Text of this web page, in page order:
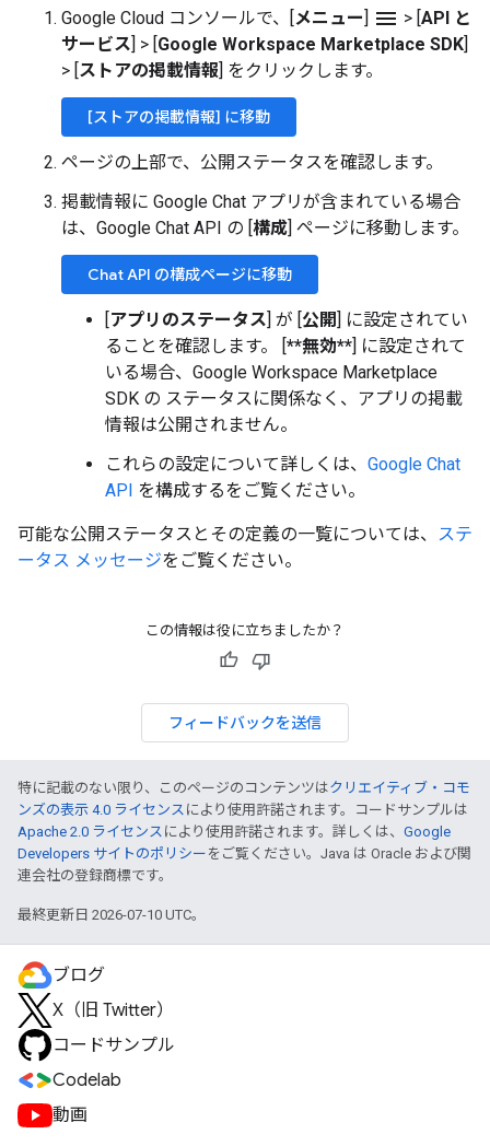
Google Cloud コンソールで、[メニュー] menu > [API と
サービス] > [Google Workspace Marketplace SDK]
> [ストアの掲載情報] をクリックします。
[ストアの掲載情報] に移動
ページの上部で、公開ステータスを確認します。
掲載情報に Google Chat アプリが含まれている場合
は、Google Chat API の [構成] ページに移動します。
Chat API の構成ページに移動
[アプリのステータス] が [公開] に設定されてい
ることを確認します。 [**無効**] に設定されて
いる場合、Google Workspace Marketplace
SDK の ステータスに関係なく、アプリの掲載
情報は公開されません。
これらの設定について詳しくは、 Google Chat
API を構成するをご覧ください。
可能な公開ステータスとその定義の一覧については、 ステ
ータス メッセージをご覧ください。
この情報は役に立ちましたか？
フィードバックを送信
特に記載のない限り、このページのコンテンツはクリエイティブ・コモ
ンズの表示 4.0 ライセンス により使用許諾されます。コードサンプルは
Apache 2.0 ライセンス により使用許諾されます。詳しくは、 Google
Developers サイトのポリシー をご覧ください。Java は Oracle および関
連会社の登録商標です。
最終更新日 2026-07-10 UTC。
ブログ
X（旧 Twitter）
コードサンプル
Codelab
動画